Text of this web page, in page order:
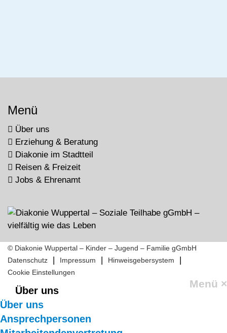
Menü
Über uns
Erziehung & Beratung
Diakonie im Stadtteil
Reisen & Freizeit
Jobs & Ehrenamt
© Diakonie Wuppertal – Kinder – Jugend – Familie gGmbH
Datenschutz
| Impressum | Hinweisgebersystem |
Cookie Einstellungen
Menü ×
Über uns
Über uns
Ansprechpersonen